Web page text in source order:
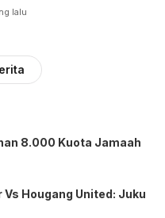
lalu
8.000 Kuota Jamaah
Vs Hougang United: Juku